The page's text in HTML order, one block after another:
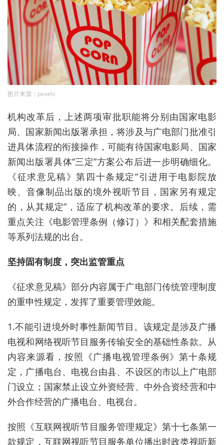
图片来源：pexels
机构改革后，上述两项审批职能将分别由国家电影
局、国家新闻出版署承担，将涉及与广电部门批准引
进具体流程的衔接操作，可能有待国家电影局、国家
新闻出版署具体“三定”方案公布后进一步明确细化。
《征求意见稿》第四十条规定“引进用于电影院放
映、音像制品出版的境外视听节目，国家另有规定
的，从其规定”，适应了机构改革的要求。后续，需
重点关注《电影管理条例（修订）》和相关配套措施
等系列法规的出台。
坚持固有制度，突出监管重点
《征求意见稿》部分内容属于广电部门传统管理制度
的重申性规定，发挥了重要管理效能。
1.不能引进境外时事性新闻节目。该规定是涉及广播
电视和网络视听节目服务传输安全的基础性条款。从
内容来源看，按照《广播电视管理条例》第十条规
定，广播电台、电视台由县、不设区的市以上广电部
门设立；国家禁止设立外资经营、中外合资经营和中
外合作经营的广播电台、电视台。
按照《互联网视听节目服务管理规定》第十七条第一
款规定，互联网视听节目服务单位播出时政类视听新